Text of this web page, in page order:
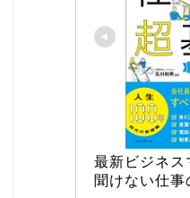
最新ビジネス
聞けない仕事